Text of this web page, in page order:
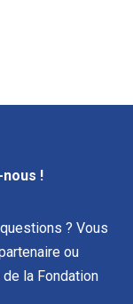
!
? Vous
ou
la Fondation